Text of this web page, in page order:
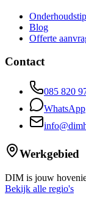
Blog
Offerte
Contact
085 820
WhatsApp
Werkgebied
DIM is jouw
Bekijk alle regio's